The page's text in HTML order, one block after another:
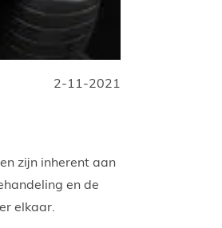
2-11-2021
zijn inherent aan
en de
elkaar.